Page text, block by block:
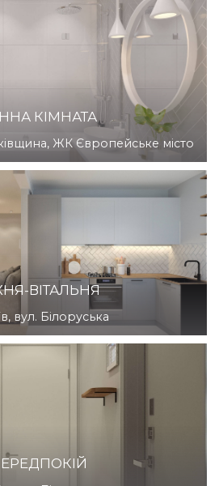
КІМНАТА
ЖК Європейське місто
ВІТАЛЬНЯ
вул. Білоруська